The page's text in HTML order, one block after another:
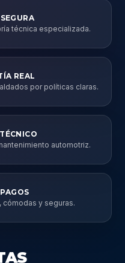
técnica especializada.
REAL
por políticas claras.
automotriz.
y seguras.